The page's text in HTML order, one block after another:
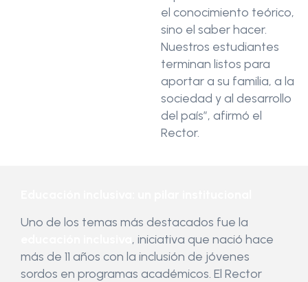
el conocimiento teórico,
sino el saber hacer.
Nuestros estudiantes
terminan listos para
aportar a su familia, a la
sociedad y al desarrollo
del país”, afirmó el
Rector.
Uno de los temas más destacados fue la
, iniciativa que nació hace
más de 11 años con la inclusión de jóvenes
sordos en programas académicos. El Rector